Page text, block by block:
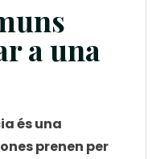
a una
és una
prenen per